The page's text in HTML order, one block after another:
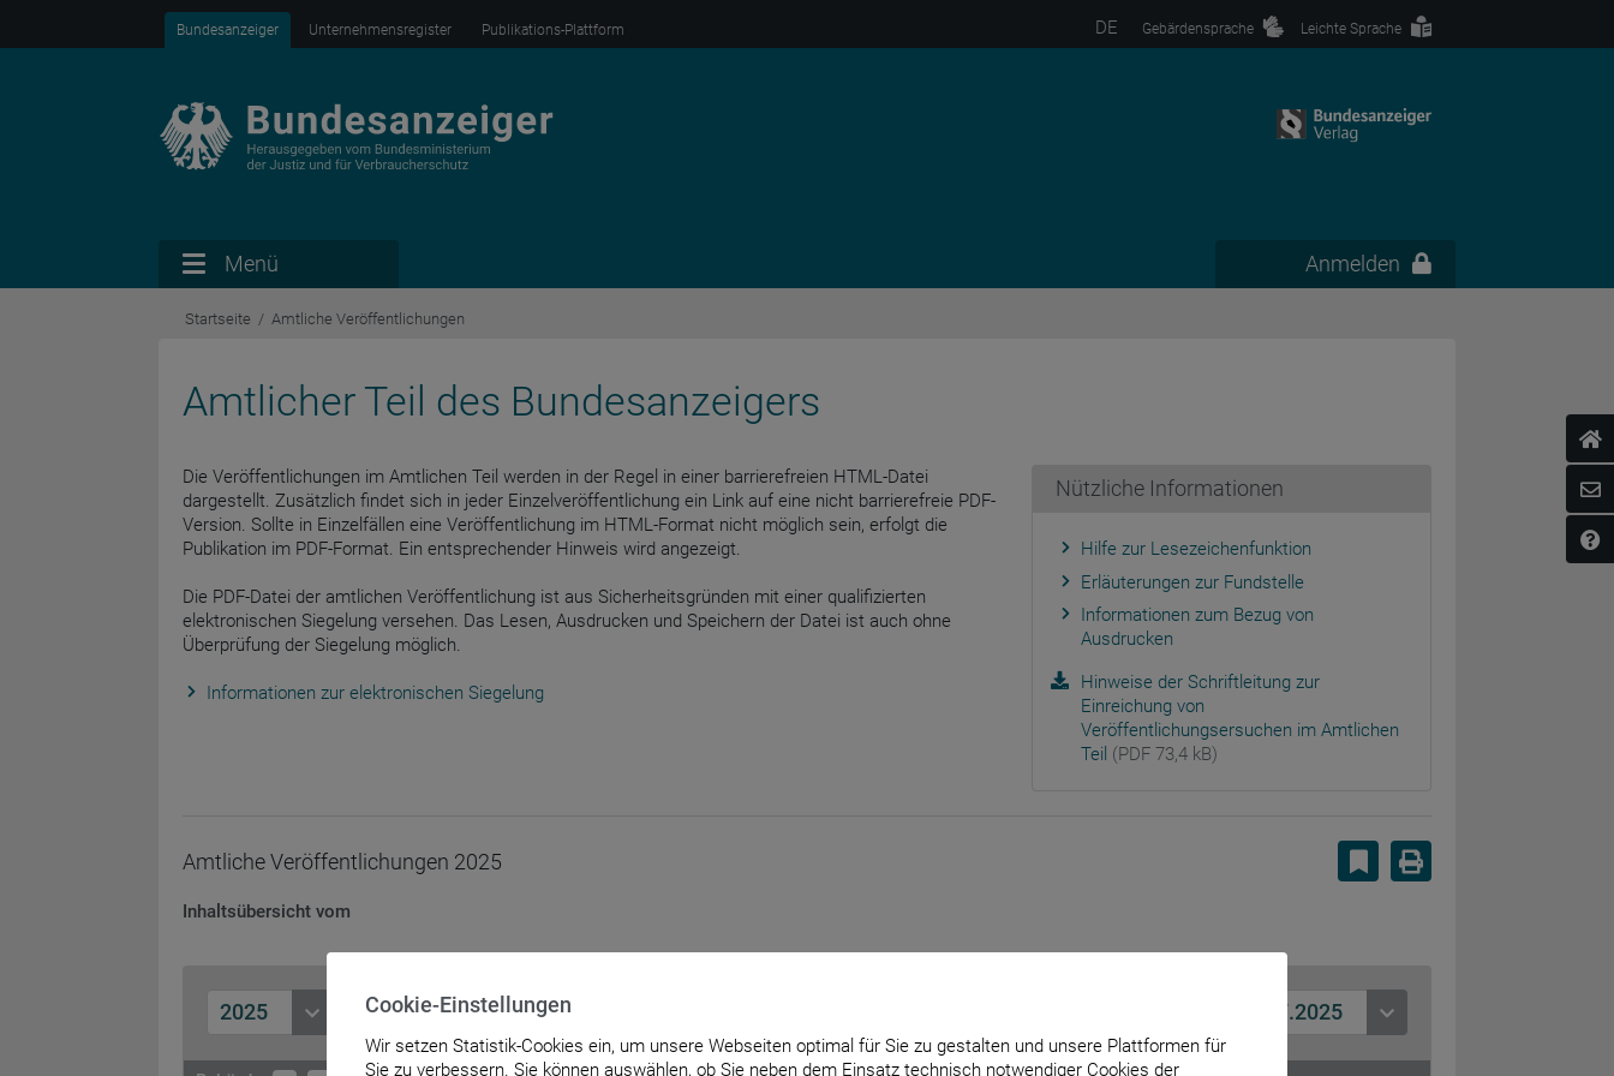
Bundesanzeiger Unternehmensregister Publikations-Plattform DE Gebärdensprache Leichte Sprache
Menü Anmelden
Startseite Amtliche Veröffentlichungen
Amtlicher Teil des Bundesanzeigers
Die Veröffentlichungen im Amtlichen Teil werden in der Regel in einer barrierefreien HTML-Datei
dargestellt. Zusätzlich findet sich in jeder Einzelveröffentlichung ein Link auf eine nicht barrierefreie PDF-
Version. Sollte in Einzelfällen eine Veröffentlichung im HTML-Format nicht möglich sein, erfolgt die
Publikation im PDF-Format. Ein entsprechender Hinweis wird angezeigt.
Die PDF-Datei der amtlichen Veröffentlichung ist aus Sicherheitsgründen mit einer qualifizierten
elektronischen Siegelung versehen. Das Lesen, Ausdrucken und Speichern der Datei ist auch ohne
Überprüfung der Siegelung möglich.
Informationen zur elektronischen Siegelung
Nützliche Informationen
Hilfe zur Lesezeichenfunktion
Erläuterungen zur Fundstelle
Informationen zum Bezug von
Ausdrucken
Hinweise der Schriftleitung zur
Einreichung von
Veröffentlichungsersuchen im Amtlichen
Teil (PDF 73,4 kB)
Amtliche Veröffentlichungen 2025
Inhaltsübersicht vom
Lesezeichen setzen
Drucken
2025 16.07.2025
Cookie-Einstellungen
Wir setzen Statistik-Cookies ein, um unsere Webseiten optimal für Sie zu gestalten und unsere Plattformen für
Sie zu verbessern. Sie können auswählen, ob Sie neben dem Einsatz technisch notwendiger Cookies der